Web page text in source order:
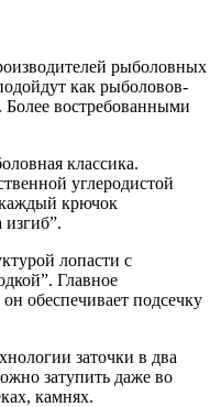
рыболовных
как рыболовов-
Более востребованными
классика.
углеродистой
каждый крючок
лопасти с
Главное
обеспечивает подсечку
заточки в два
затупить даже во
камнях.